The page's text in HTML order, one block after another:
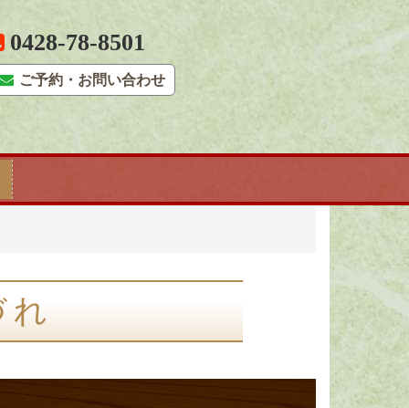
0428-78-8501
ご予約・お問い合わせ